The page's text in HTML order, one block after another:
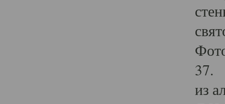
37.
из